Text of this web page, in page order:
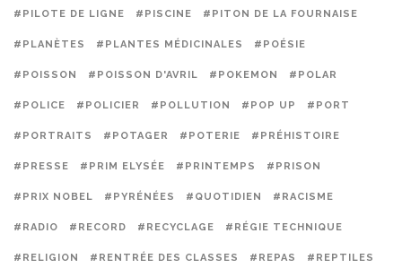
#PILOTE DE LIGNE #PISCINE #PITON DE LA FOURNAISE
#PLANÈTES #PLANTES MÉDICINALES #POÉSIE
#POISSON #POISSON D'AVRIL #POKEMON #POLAR
#POLICE #POLICIER #POLLUTION #POP UP #PORT
#PORTRAITS #POTAGER #POTERIE #PRÉHISTOIRE
#PRESSE #PRIM ELYSÉE #PRINTEMPS #PRISON
#PRIX NOBEL #PYRÉNÉES #QUOTIDIEN #RACISME
#RADIO #RECORD #RECYCLAGE #RÉGIE TECHNIQUE
#RELIGION #RENTRÉE DES CLASSES #REPAS #REPTILES